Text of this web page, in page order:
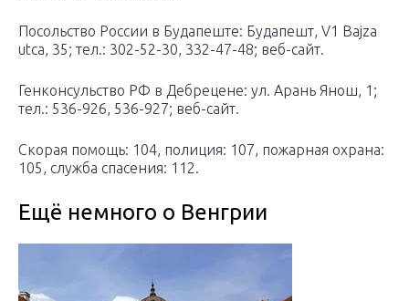
Посольство России в Будапеште: Будапешт, V1 Bajza
utca, 35; тел.: 302-52-30, 332-47-48; веб-сайт.
Генконсульство РФ в Дебрецене: ул. Арань Янош, 1;
тел.: 536-926, 536-927; веб-сайт.
Скорая помощь: 104, полиция: 107, пожарная охрана:
105, служба спасения: 112.
Ещё немного о Венгрии